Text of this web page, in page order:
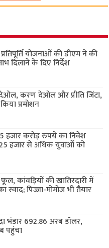
योजनाओं की डीएम ने की
दिलाने के दिए निर्देश
करण देओल और प्रीति जिंटा,
प्रमोशन
हजार करोड़ रुपये का निवेश
हजार से अधिक युवाओं को
कांवड़ियों की खातिरदारी में
स्वाद; पिज्जा-मोमोज भी तैयार
भंडार 692.86 अरब डॉलर,
पहुंचा